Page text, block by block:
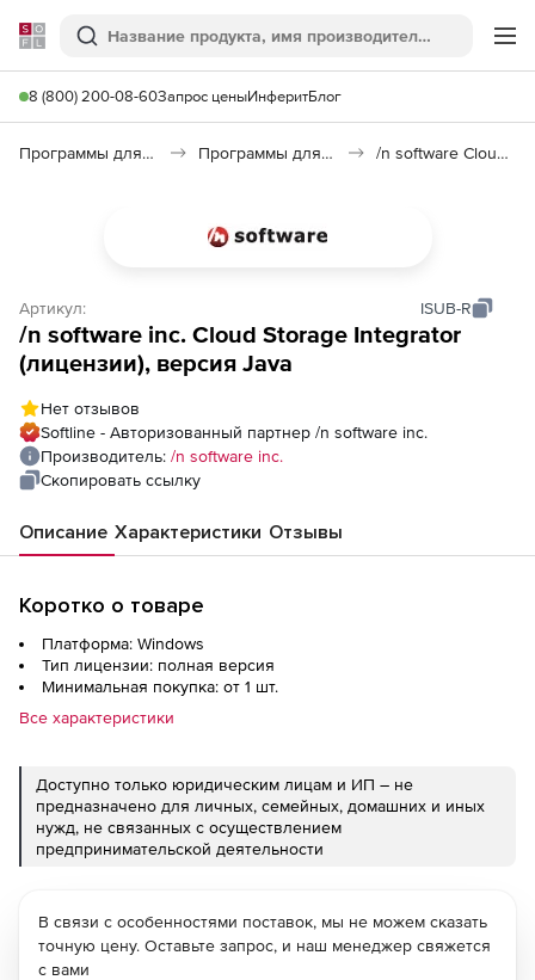
Softline
Поиск
8 (800) 200-08-60Запрос ценыИнферитБлог
Программы для программирования Программы для разработки ПО /n software Cloud Storage Integrator
Артикул: ISUB-R
/n software inc. Cloud Storage Integrator
(лицензии), версия Java
Нет отзывов
Softline - Авторизованный партнер /n software inc.
Производитель: /n software inc.
Скопировать ссылку
Описание Характеристики Отзывы
Коротко о товаре
Платформа: Windows
Тип лицензии: полная версия
Минимальная покупка: от 1 шт.
Все характеристики
Доступно только юридическим лицам и ИП – не
предназначено для личных, семейных, домашних и иных
нужд, не связанных с осуществлением
предпринимательской деятельности
В связи с особенностями поставок, мы не можем сказать
точную цену. Оставьте запрос, и наш менеджер свяжется
с вами